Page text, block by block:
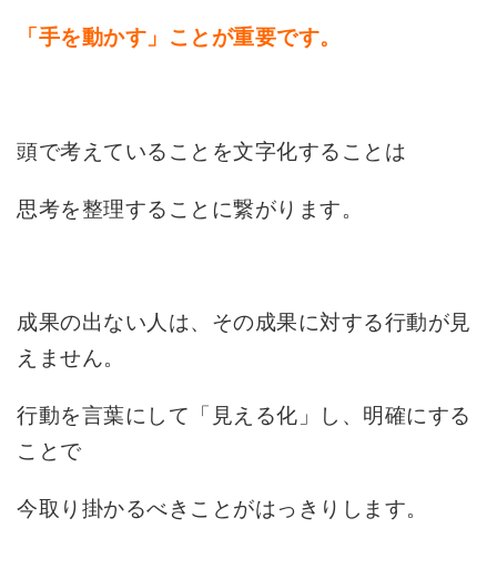
「手を動かす」ことが重要です。
頭で考えていることを文字化することは
思考を整理することに繋がります。
成果の出ない人は、その成果に対する行動が見
えません。
行動を言葉にして「見える化」し、明確にする
ことで
今取り掛かるべきことがはっきりします。